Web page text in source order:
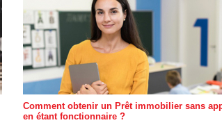
Comment obtenir un Prêt immobilier sans
en étant fonctionnaire ?